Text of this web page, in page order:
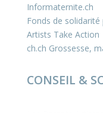
Informaternite.ch
Fonds de
Artists Take Action
ch.ch Grossesse,
CONSEIL &